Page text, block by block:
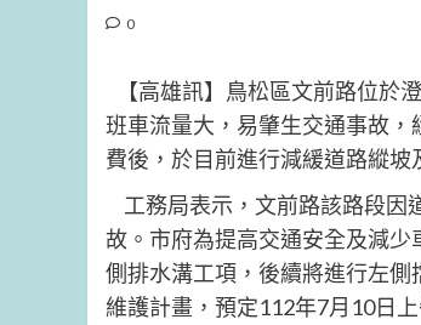
0
【高雄訊】鳥松區文前路位於
班車流量大，易肇生交通事故
費後，於目前進行減緩道路縱坡
工務局表示，文前路該路段因
故。市府為提高交通安全及減
側排水溝工項，後續將進行左
維護計畫，預定112年7月10日